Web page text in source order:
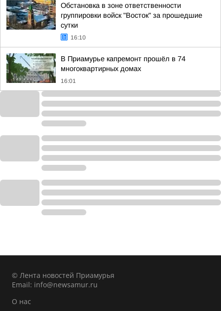
Обстановка в зоне ответственности
группировки войск "Восток" за прошедшие
сутки
16:10
В Приамурье капремонт прошёл в 74
многоквартирных домах
16:01
© Лента новостей Приамурья
Email: info@newsamur.ru
О нас